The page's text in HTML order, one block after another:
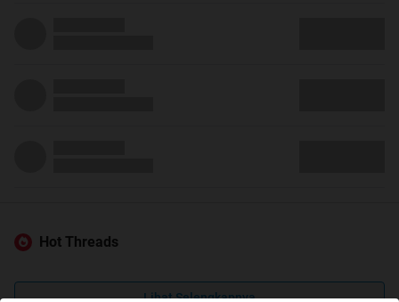
Hot Threads
Lihat Selengkapnya